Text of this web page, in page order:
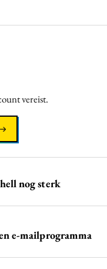
vereist.
nog sterk
e-mailprogramma